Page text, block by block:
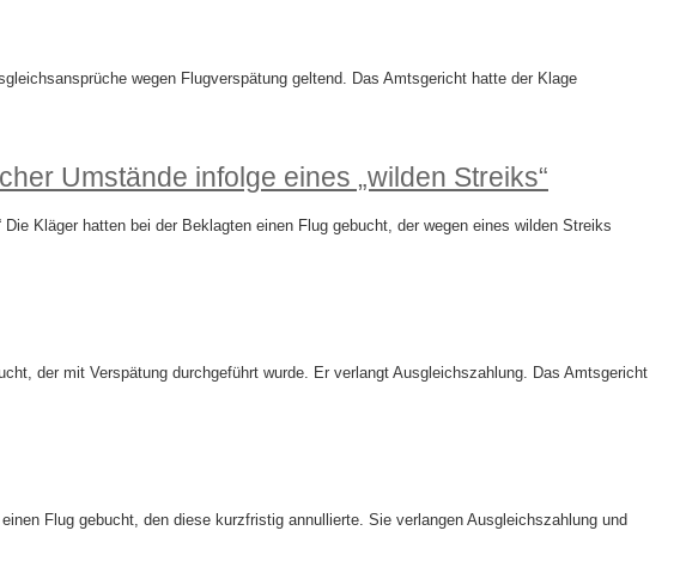
wegen Flugverspätung geltend. Das Amtsgericht hatte der Klage
Umstände infolge eines „wilden Streiks“
Kläger hatten bei der Beklagten einen Flug gebucht, der wegen eines wilden Streiks
der mit Verspätung durchgeführt wurde. Er verlangt Ausgleichszahlung. Das Amtsgericht
Flug gebucht, den diese kurzfristig annullierte. Sie verlangen Ausgleichszahlung und